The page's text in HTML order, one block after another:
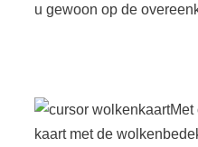
u gewoon op de
Met
kaart met de